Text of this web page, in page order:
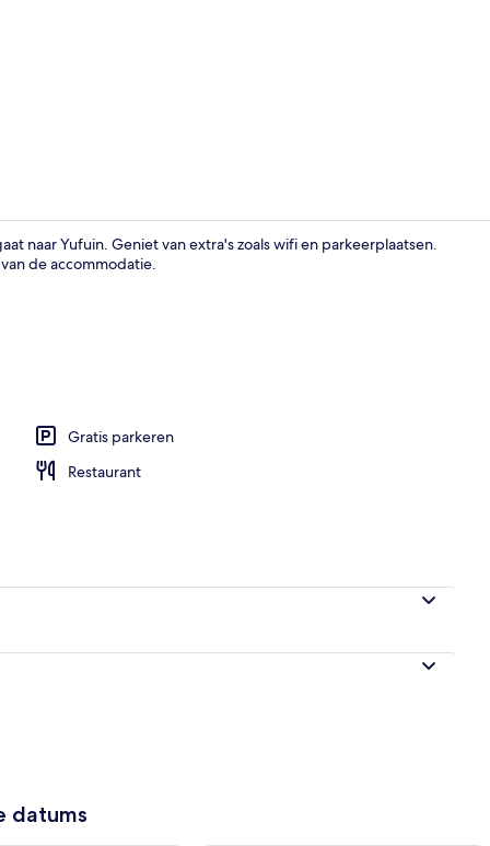
naar Yufuin. Geniet van extra's zoals wifi en parkeerplaatsen.
de accommodatie.
Gratis parkeren
Restaurant
datums